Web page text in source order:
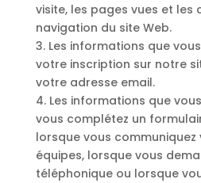
visite, les pages vues et les
navigation du site Web.
3. Les informations que
votre inscription sur notre
votre adresse email.
4. Les informations que
vous complétez un
lorsque vous
équipes, lorsque vous
téléphonique ou lorsque